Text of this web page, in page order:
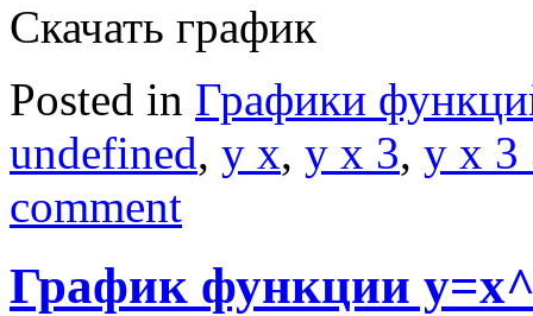
Скачать график
Posted in Графики
undefined, y x, y x 3, y x 3
comment
График функции